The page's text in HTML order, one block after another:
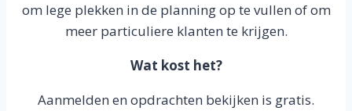
om lege plekken in de planning op te vullen of om
meer particuliere klanten te krijgen.
Wat kost het?
Aanmelden en opdrachten bekijken is gratis.